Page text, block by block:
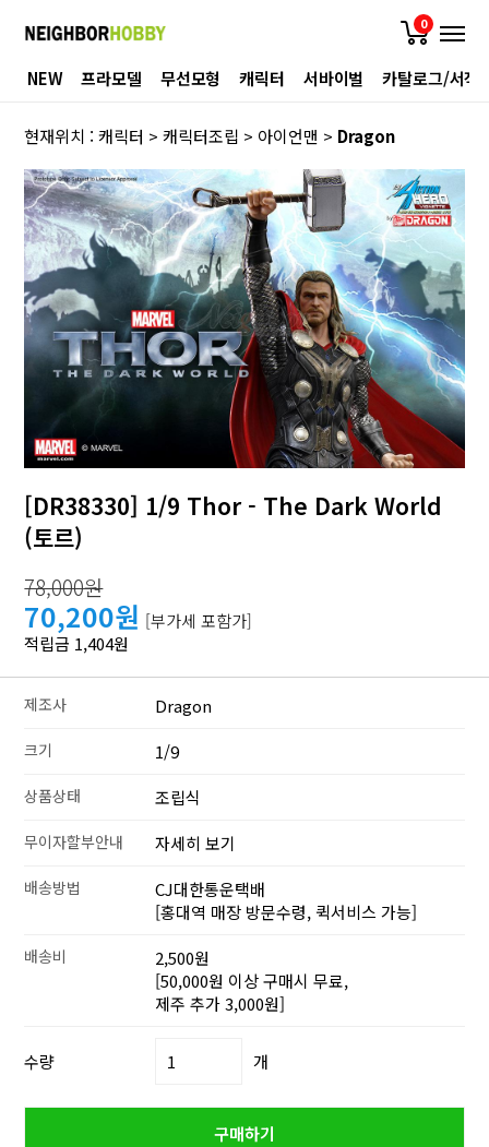
0
NEW 프라모델 무선모형 캐릭터 서바이벌 카탈로그/서적
현재위치 :캐릭터 >캐릭터조립 > 아이언맨 > Dragon
[DR38330] 1/9 Thor - The Dark World
(토르)
78,000원
70,200원 [부가세 포함가]
적립금 1,404원
제조사 Dragon
크기 1/9
상품상태 조립식
무이자할부안내 자세히 보기
배송방법
CJ대한통운택배
[홍대역 매장 방문수령, 퀵서비스 가능]
배송비
2,500원
[50,000원 이상 구매시 무료,
제주 추가 3,000원]
수량 개
구매하기